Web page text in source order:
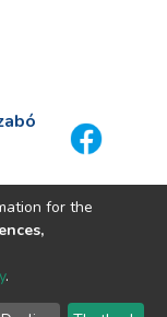
for the
.